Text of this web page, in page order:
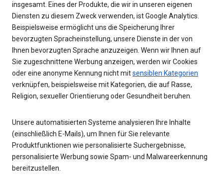
insgesamt. Eines der Produkte, die wir in unseren eigenen
Diensten zu diesem Zweck verwenden, ist Google Analytics.
Beispielsweise ermöglicht uns die Speicherung Ihrer
bevorzugten Spracheinstellung, unsere Dienste in der von
Ihnen bevorzugten Sprache anzuzeigen. Wenn wir Ihnen auf
Sie zugeschnittene Werbung anzeigen, werden wir Cookies
oder eine anonyme Kennung nicht mitsensiblen Kategorien
verknüpfen, beispielsweise mit Kategorien, die auf Rasse,
Religion, sexueller Orientierung oder Gesundheit beruhen.
Unsere automatisierten Systeme analysieren Ihre Inhalte
(einschließlich E-Mails), um Ihnen für Sie relevante
Produktfunktionen wie personalisierte Suchergebnisse,
personalisierte Werbung sowie Spam- und Malwareerkennung
bereitzustellen.